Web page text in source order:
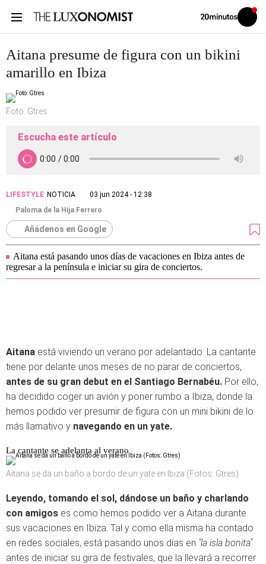
Volver
Iniciar
sesión
Aitana presume de figura con un bikini
amarillo en Ibiza
Foto: Gtres
Escucha este artículo
LIFESTYLE NOTICIA
03 jun 2024 - 12:38
Paloma de la Hija Ferrero
Añádenos en Google
Aitana está pasando unos días de vacaciones en Ibiza antes de
regresar a la península e iniciar su gira de conciertos.
Aitana está viviendo un verano por adelantado. La cantante
tiene por delante unos meses de no parar de conciertos,
antes de su gran debut en el Santiago Bernabéu. Por ello,
ha decidido coger un avión y poner rumbo a Ibiza, donde la
hemos podido ver presumir de figura con un mini bikini de lo
más llamativo y navegando en un yate.
La cantante se adelanta al verano
Aitana se da un baño a bordo de un yate en Ibiza (Fotos: Gtres)
Leyendo, tomando el sol, dándose un baño y charlando
con amigos es como hemos podido ver a Aitana durante
sus vacaciones en Ibiza. Tal y como ella misma ha contado
en redes sociales, está pasando unos días en "la isla bonita"
antes de iniciar su gira de festivales, que la llevará a recorrer